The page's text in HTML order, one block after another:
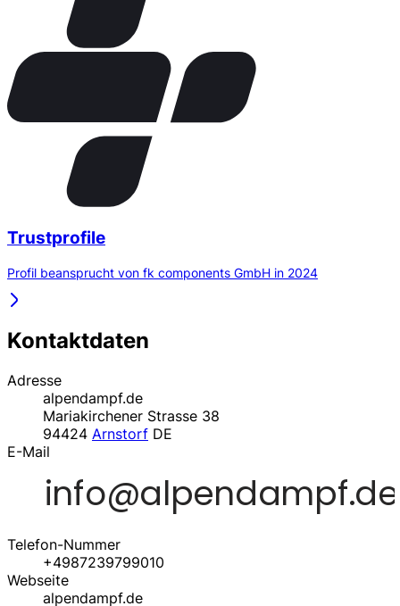
Trustprofile
Profil beansprucht von fk components GmbH in 2024
Kontaktdaten
Adresse
alpendampf.de
Mariakirchener Strasse 38
94424 Arnstorf DE
E-Mail
Telefon-Nummer
+4987239799010
Webseite
alpendampf.de